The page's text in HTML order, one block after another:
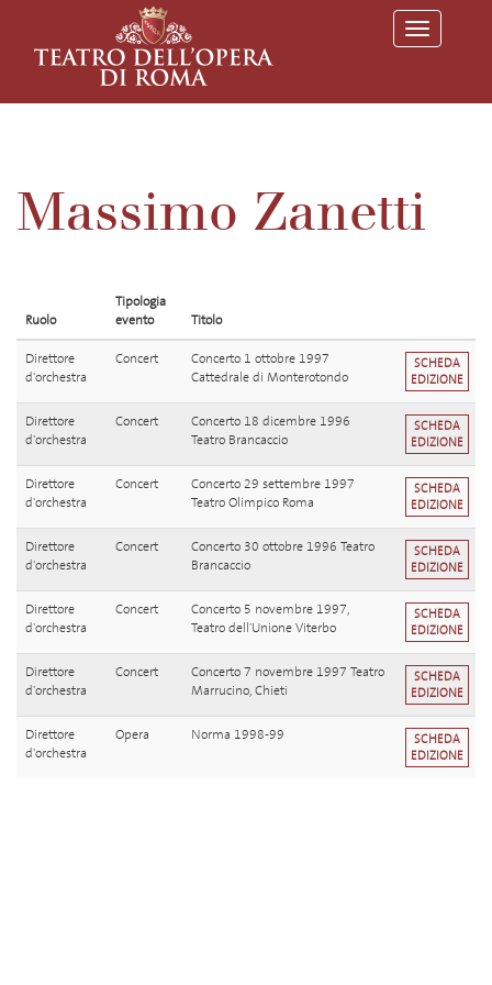
T
o
l
i
a
Massimo Zanetti
Ruolo
Tipologia
evento
Titolo
Direttore
d'orchestra
Concert
Concerto 1 ottobre 1997
Cattedrale di Monterotondo
SCHEDA
EDIZIONE
Direttore
d'orchestra
Concert
Concerto 18 dicembre 1996
Teatro Brancaccio
SCHEDA
EDIZIONE
Direttore
d'orchestra
Concert
Concerto 29 settembre 1997
Teatro Olimpico Roma
SCHEDA
EDIZIONE
Direttore
d'orchestra
Concert
Concerto 30 ottobre 1996 Teatro
Brancaccio
SCHEDA
EDIZIONE
Direttore
d'orchestra
Concert
Concerto 5 novembre 1997,
Teatro dell'Unione Viterbo
SCHEDA
EDIZIONE
Direttore
d'orchestra
Concert
Concerto 7 novembre 1997 Teatro
Marrucino, Chieti
SCHEDA
EDIZIONE
Direttore
d'orchestra
Opera Norma 1998-99
SCHEDA
EDIZIONE